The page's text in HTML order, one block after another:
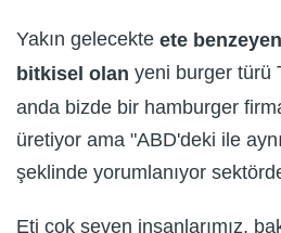
Yakın gelecekte ete
bitkisel olan yeni burger türü
anda bizde bir hamburger
üretiyor ama "ABD'deki ile
şeklinde yorumlanıyor
Eti çok seven insanlarımız,